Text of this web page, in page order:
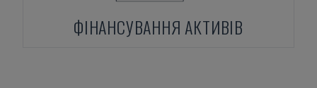
ФІНАНСУВАННЯ АКТИВІВ